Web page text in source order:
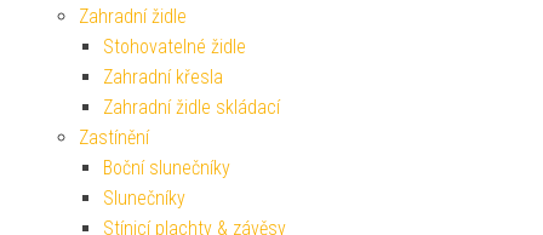
Zahradní židle
Stohovatelné židle
Zahradní křesla
Zahradní židle skládací
Zastínění
Boční slunečníky
Slunečníky
Stínicí plachty & závěsy